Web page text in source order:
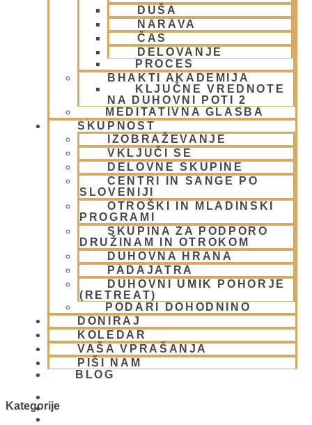
DUŠA
NARAVA
ČAS
DELOVANJE
PROCES
BHAKTI AKADEMIJA
KLJUČNE VREDNOTE
NA DUHOVNI POTI 2
MEDITATIVNA GLASBA
SKUPNOST
IZOBRAŽEVANJE
VKLJUČI SE
DELOVNE SKUPINE
CENTRI IN SANGE PO
SLOVENIJI
OTROŠKI IN MLADINSKI
PROGRAMI
SKUPINA ZA PODPORO
DRUŽINAM IN OTROKOM
DUHOVNA HRANA
PADAJATRA
DUHOVNI UMIK POHORJE
(RETREAT)
PODARI DOHODNINO
DONIRAJ
KOLEDAR
VAŠA VPRAŠANJA
PIŠI NAM
BLOG
BROŠURA Transcendenca
Fotoreportaža iz harinama v
Benetkah 2010
15 februarja, 2010
Preberi več »
Jemanje stvari kot samoumevnih
26 maja, 2008
Preberi več »
Kategorije